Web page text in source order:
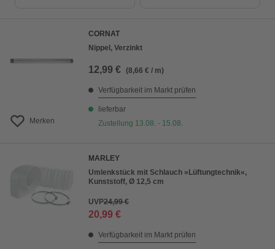
Preis aufsteigend
Preis absteigend
Merken
CORNAT
Nippel, Verzinkt
12,99 € (8,66 € / m)
Verfügbarkeit im Markt prüfen
lieferbar
Zustellung 13.08. - 15.08.
MARLEY
Umlenkstück mit Schlauch »Lüftungtechnik«,
Kunststoff, Ø 12,5 cm
UVP24,99 €
20,99 €
Verfügbarkeit im Markt prüfen